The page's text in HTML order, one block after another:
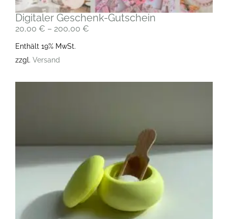
Digitaler Geschenk-Gutschein
20,00 € – 200,00 €
Enthält 19% MwSt.
zzgl. Versand